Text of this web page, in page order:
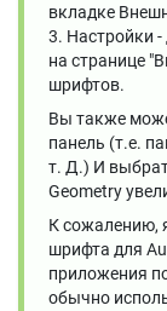
вкладке
3. Настройки -
на странице
шрифтов.
Вы также
панель (т.е.
т. Д.) И
Geometry
К сожалению,
шрифта для
приложения
обычно